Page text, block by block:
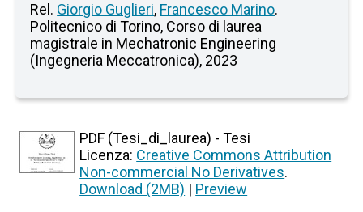
Rel. Giorgio Guglieri, Francesco Marino.
Politecnico di Torino, Corso di laurea
magistrale in Mechatronic Engineering
(Ingegneria Meccatronica), 2023
PDF (Tesi_di_laurea) - Tesi
Licenza: Creative Commons Attribution
Non-commercial No Derivatives.
Download (2MB) | Preview